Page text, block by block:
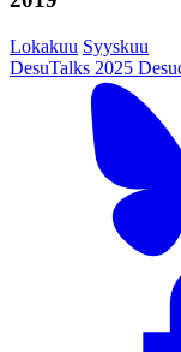
Lokakuu Syyskuu
DesuTalks 2025